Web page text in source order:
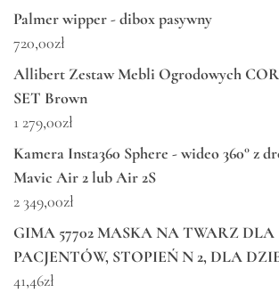
Palmer wipper - dibox pasywny
720,00zł
Allibert Zestaw Mebli Ogrodowych
SET Brown
1 279,00zł
Kamera Insta360 Sphere - wideo 360° z
Mavic Air 2 lub Air 2S
2 349,00zł
GIMA 57702 MASKA NA TWARZ DLA
PACJENTÓW, STOPIEŃ N 2, DLA
41,46zł